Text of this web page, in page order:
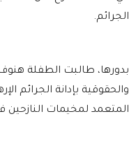
الجرائم.
بدورها، طالبت الطفلة
والحقوقية بإدانة الجرائم
المتعمد لمخيمات